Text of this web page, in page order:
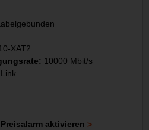
XAT2
10000 Mbit/s
Preisalarm aktivieren